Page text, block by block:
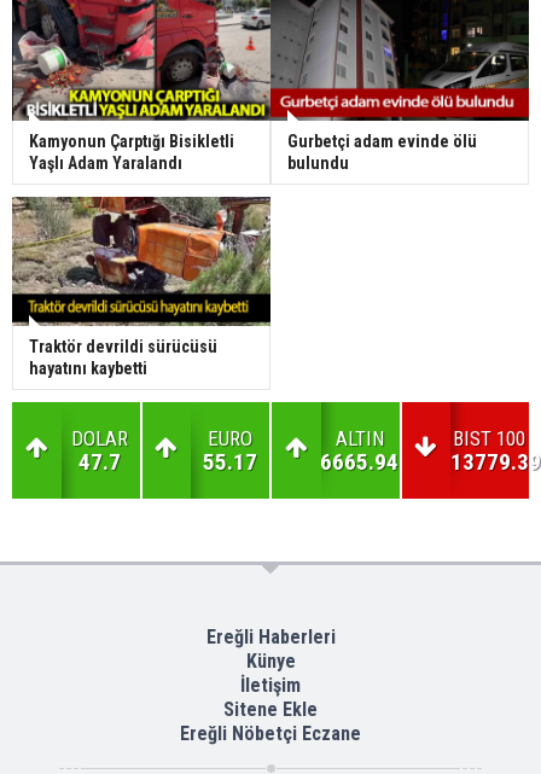
Kamyonun Çarptığı Bisikletli
Yaşlı Adam Yaralandı
Gurbetçi adam evinde ölü
bulundu
Traktör devrildi sürücüsü
hayatını kaybetti
DOLAR
47.7
EURO
55.17
ALTIN
6665.94
BIST 100
13779.39
Ereğli Haberleri
Künye
İletişim
Sitene Ekle
Ereğli Nöbetçi Eczane